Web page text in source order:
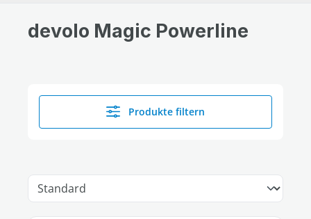
devolo Magic Powerline
Produkte filtern